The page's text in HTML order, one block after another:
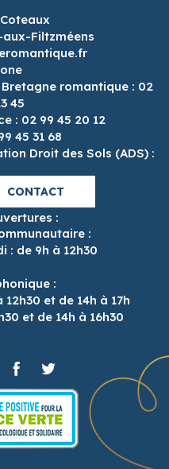
Filtzméens
romantique : 02
45
: 02 99 45 20 12
45 31 68
Droit des Sols (ADS) :
CONTACT
:
:
: de 9h à 12h30
:
et de 14h à 17h
et de 14h à 16h30